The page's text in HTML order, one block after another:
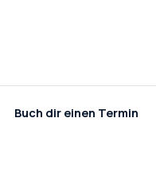
Buch dir einen Termin